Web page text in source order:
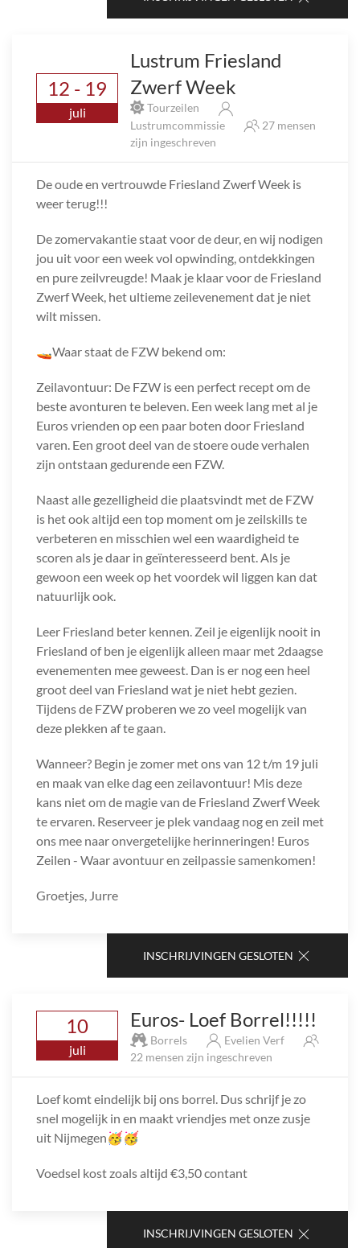
12 - 19
juli
Lustrum Friesland
Zwerf Week
Tourzeilen
Lustrumcommissie
27 mensen
zijn ingeschreven
De oude en vertrouwde Friesland Zwerf Week is
weer terug!!!
De zomervakantie staat voor de deur, en wij nodigen
jou uit voor een week vol opwinding, ontdekkingen
en pure zeilvreugde! Maak je klaar voor de Friesland
Zwerf Week, het ultieme zeilevenement dat je niet
wilt missen.
🚤Waar staat de FZW bekend om:
Zeilavontuur: De FZW is een perfect recept om de
beste avonturen te beleven. Een week lang met al je
Euros vrienden op een paar boten door Friesland
varen. Een groot deel van de stoere oude verhalen
zijn ontstaan gedurende een FZW.
Naast alle gezelligheid die plaatsvindt met de FZW
is het ook altijd een top moment om je zeilskills te
verbeteren en misschien wel een waardigheid te
scoren als je daar in geïnteresseerd bent. Als je
gewoon een week op het voordek wil liggen kan dat
natuurlijk ook.
Leer Friesland beter kennen. Zeil je eigenlijk nooit in
Friesland of ben je eigenlijk alleen maar met 2daagse
evenementen mee geweest. Dan is er nog een heel
groot deel van Friesland wat je niet hebt gezien.
Tijdens de FZW proberen we zo veel mogelijk van
deze plekken af te gaan.
Wanneer? Begin je zomer met ons van 12 t/m 19 juli
en maak van elke dag een zeilavontuur! Mis deze
kans niet om de magie van de Friesland Zwerf Week
te ervaren. Reserveer je plek vandaag nog en zeil met
ons mee naar onvergetelijke herinneringen! Euros
Zeilen - Waar avontuur en zeilpassie samenkomen!
Groetjes, Jurre
INSCHRIJVINGEN GESLOTEN
10
juli
Euros- Loef Borrel!!!!!
Borrels
Evelien Verf
22 mensen zijn ingeschreven
Loef komt eindelijk bij ons borrel. Dus schrijf je zo
snel mogelijk in en maakt vriendjes met onze zusje
uit Nijmegen🥳🥳
Voedsel kost zoals altijd €3,50 contant
INSCHRIJVINGEN GESLOTEN